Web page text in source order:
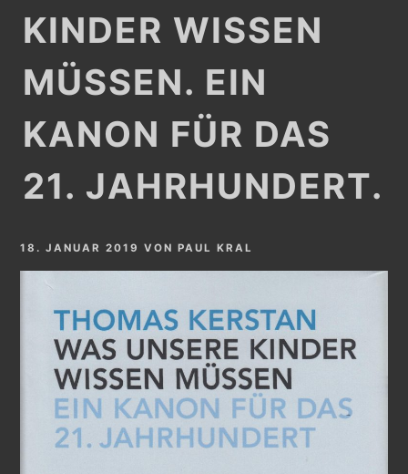
KINDER WISSEN
MÜSSEN. EIN
KANON FÜR DAS
21. JAHRHUNDERT.
18. JANUAR 2019 VONPAUL KRAL